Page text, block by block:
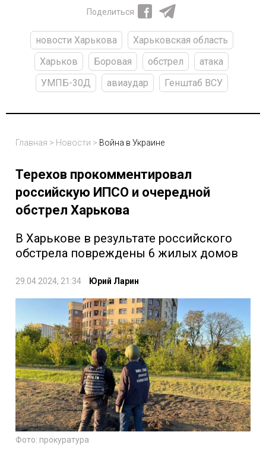
Поделиться
новости Харькова
Харьковская область
Харьков
Боровая обстрел
атака
УМПБ-30Д
авиаудар Генштаб ВСУ
Главная > Новости > Война в Украине
Терехов прокомментировал
российскую ИПСО и очередной
обстрел Харькова
В Харькове в результате российского
обстрела повреждены 6 жилых домов
29.04.2024, 21:34 Юрий Ларин
Фото: прокуратура